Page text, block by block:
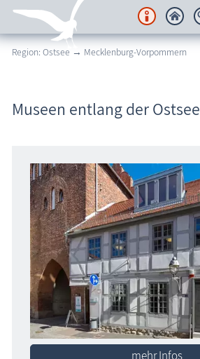
Unterkünfte
Karten
Freizeit
Wissenswertes
Veranstaltungen
Blog
Region: Ostsee → Mecklenburg-Vorpommern
Museen entlang der Ostsee
mehr Infos